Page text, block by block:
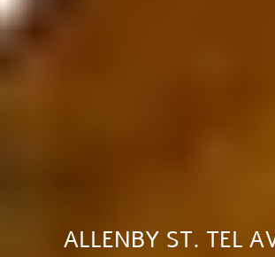
30 ALLENBY ST. TEL AVIV